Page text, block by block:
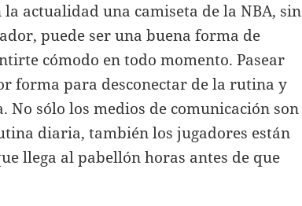
actualidad una camiseta de la NBA, sin
puede ser una buena forma de
cómodo en todo momento. Pasear
forma para desconectar de la rutina y
No sólo los medios de comunicación son
diaria, también los jugadores están
llega al pabellón horas antes de que